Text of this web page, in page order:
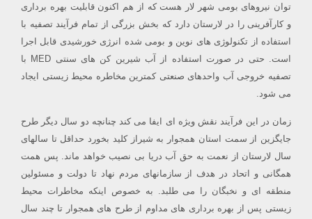
توان نیروهای بومی شهر لار هست که از هم اکنون قابلیت بهره برداری
و کارآفرینی را در لارستان دارد که بخش بزرگی از تمام فرآیند تصفیه با
استفاده از تکنولوژی های نوین و بومی شده انرژی خورشیدی قابل اجرا
است. حتی در صورت استفاده از آب شیرین کن های سنتی MED با
تصفیه خروجی آب واحدهای صنعتی کمترین مخاطره محیط زیستی ایجاد
می شود.
زمان در این فرآیند نقش ویژه ای ایفا می کند چنانچه دو سال دیگر طرح
جایگزین از سمت استان همجوار به شیراز کلید بخورد حداقل تا سالهای
سال لارستان از نعمت به حق آب دریا بی نصیب خواهد ماند. پس همت
همگانی و اتحاد در هدف از سازمانهای مردم نهاد تا دولت و مسئولین
منطقه ای و نخبگان را می طلبد. به خصوص اینکه مخاطرات محیط
زیستی پس از بهره برداری های مداوم از طرح های همجوار تا چند سال